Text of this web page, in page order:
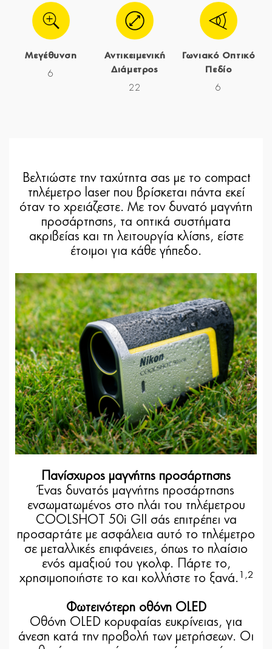
Μεγέθυνση
6
Αντικειμενική
Διάμετρος
22
Γωνιακό Οπτικό
Πεδίο
6
Βελτιώστε την ταχύτητα σας με το compact
τηλέμετρο laser που βρίσκεται πάντα εκεί
όταν το χρειάζεστε. Με τον δυνατό μαγνήτη
προσάρτησης, τα οπτικά συστήματα
ακριβείας και τη λειτουργία κλίσης, είστε
έτοιμοι για κάθε γήπεδο.
Πανίσχυρος μαγνήτης προσάρτησης
Ένας δυνατός μαγνήτης προσάρτησης
ενσωματωμένος στο πλάι του τηλέμετρου
COOLSHOT 50i GII σάς επιτρέπει να
προσαρτάτε με ασφάλεια αυτό το τηλέμετρο
σε μεταλλικές επιφάνειες, όπως το πλαίσιο
ενός αμαξιού του γκολφ. Πάρτε το,
χρησιμοποιήστε το και κολλήστε το ξανά. 1,2
Φωτεινότερη οθόνη OLED
Οθόνη OLED κορυφαίας ευκρίνειας, για
άνεση κατά την προβολή των μετρήσεων. Οι